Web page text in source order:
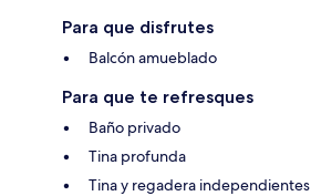
Para que disfrutes
Balcón amueblado
Para que te refresques
Baño privado
Tina profunda
Tina y regadera independientes